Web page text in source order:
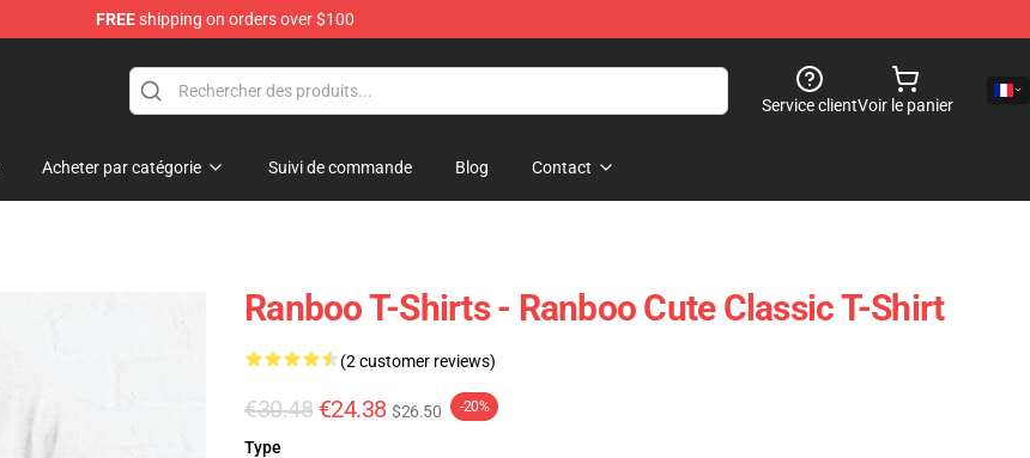
FREEshipping on orders over $100
Service clientVoir le panier
Acheter par catégorie Suivi de commande Blog Contact
Ranboo T-Shirts - Ranboo Cute Classic T-Shirt
(2 customer reviews)
€30.48 €24.38 $26.50 -20%
Type